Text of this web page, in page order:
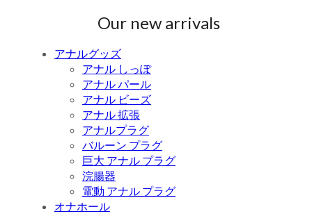
Our new arrivals
アナルグッズ
アナル しっぽ
アナル パール
アナル ビーズ
アナル 拡張
アナルプラグ
バルーン プラグ
巨大 アナル プラグ
浣腸器
電動 アナル プラグ
オナホール